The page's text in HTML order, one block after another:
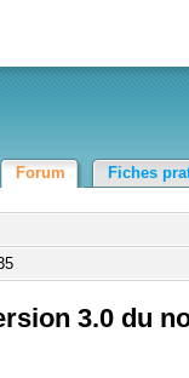
Forum Fiches
3.0 du